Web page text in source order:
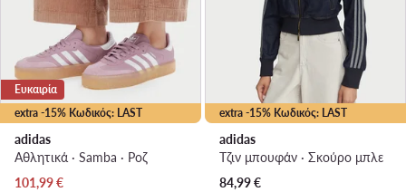
extra -15% Κωδικός: LAST
Ευκαιρία
adidas
Αθλητικά · Samba · Ροζ
Τρέχουσα τιμή
101,99€
extra -15% Κωδικός: LAST
adidas
Τζιν μπουφάν · Σκούρο μπλε
84,99€